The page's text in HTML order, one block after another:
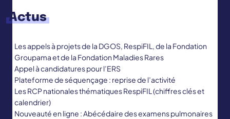
Actus
Les appels à projets de la DGOS, RespiFIL, de la Fondation
Groupama et de la Fondation Maladies Rares
Appel à candidatures pour l’ERS
Plateforme de séquençage : reprise de l’activité
Les RCP nationales thématiques RespiFIL (chiffres clés et
calendrier)
Nouveauté en ligne : Abécédaire des examens pulmonaires